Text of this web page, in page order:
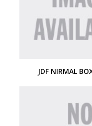
JDF NIRMAL